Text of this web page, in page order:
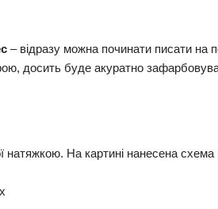
– відразу можна починати писати на
досить буде акуратно
натяжкою. На картині нанесена схема